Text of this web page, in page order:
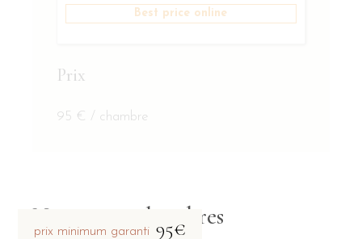
Best price online
Prix
95 € / chambre
Nos autres chambres
prix minimum garanti 95€